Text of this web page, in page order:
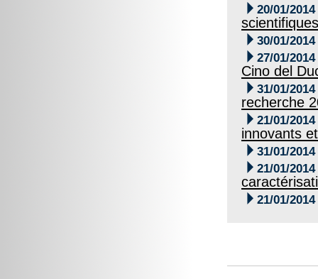
 20/01/2014
scientifiques
 30/01/2014
 27/01/2014
Cino del
 31/01/2014
recherche
 21/01/2014
innovants
 31/01/2014
 21/01/2014
 21/01/2014